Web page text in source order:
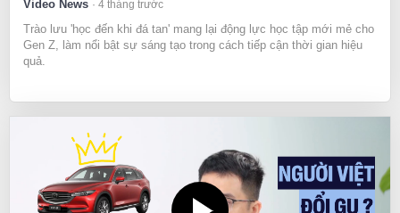
Video News 4 tháng trước
Trào lưu 'học đến khi đá tan' mang lại động lực học tập mới mẻ cho
Gen Z, làm nổi bật sự sáng tạo trong cách tiếp cận thời gian hiệu
quả.